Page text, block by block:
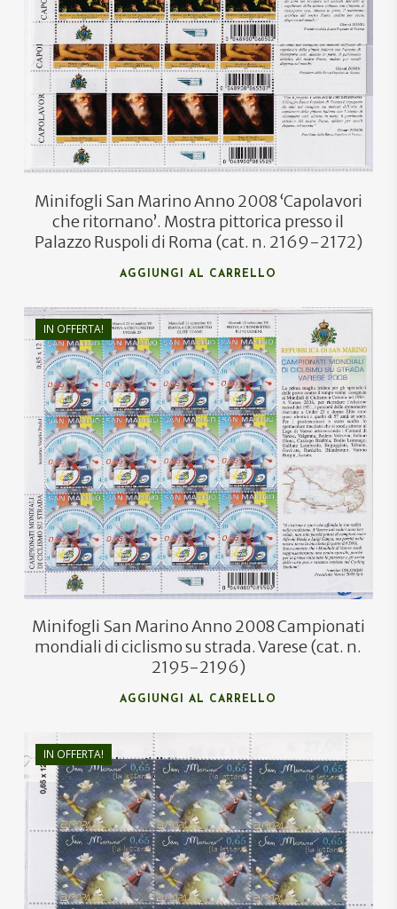
Minifogli San Marino Anno 2008 ‘Capolavori
che ritornano’. Mostra pittorica presso il
Palazzo Ruspoli di Roma (cat. n. 2169-2172)
AGGIUNGI AL CARRELLO
IN OFFERTA!
€135,00
€80,00
Minifogli San Marino Anno 2008 Campionati
mondiali di ciclismo su strada. Varese (cat. n.
2195-2196)
AGGIUNGI AL CARRELLO
IN OFFERTA!